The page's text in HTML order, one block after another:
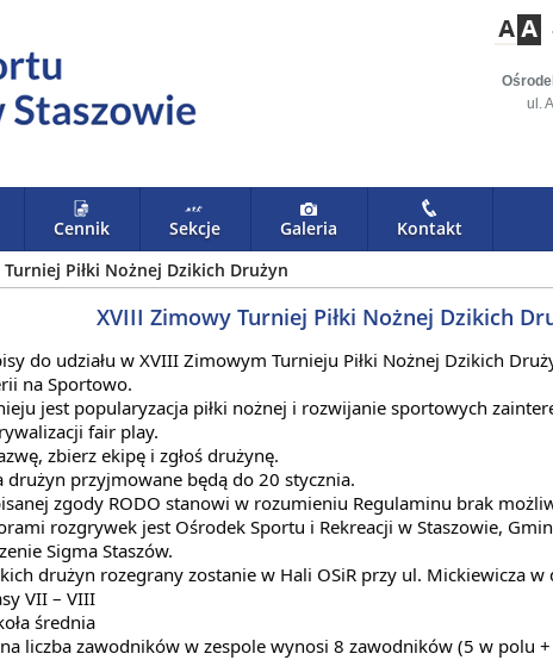
ul.
Cennik Sekcje Galeria
Kontakt
Piłki Nożnej Dzikich Drużyn
XVIII Zimowy Turniej Piłki Nożnej Dzikich
do udziału w XVIII Zimowym Turnieju Piłki Nożnej Dzikich
na Sportowo.
jest popularyzacja piłki nożnej i rozwijanie sportowych
fair play.
zbierz ekipę i zgłoś drużynę.
drużyn przyjmowane będą do 20 stycznia.
zgody RODO stanowi w rozumieniu Regulaminu brak
rozgrywek jest Ośrodek Sportu i Rekreacji w Staszowie,
Sigma Staszów.
drużyn rozegrany zostanie w Hali OSiR przy ul. Mickiewicza w
VII – VIII
średnia
liczba zawodników w zespole wynosi 8 zawodników (5 w polu